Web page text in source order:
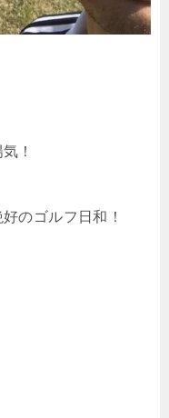
！
のゴルフ日和！